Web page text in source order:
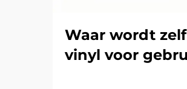
Waar wordt
vinyl voor